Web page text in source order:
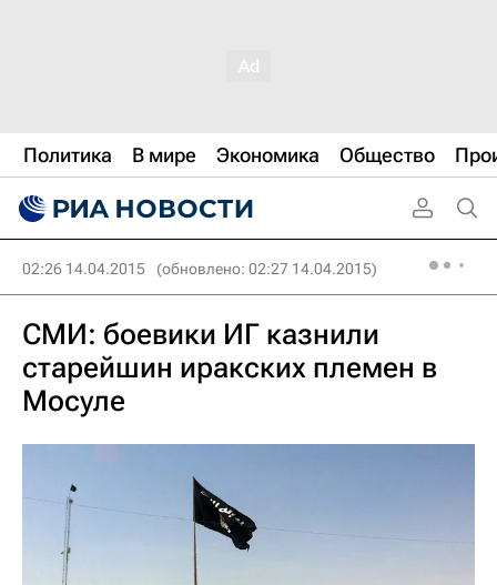
Политика В мире Экономика Общество
02:26 14.04.2015 (обновлено: 02:27 14.04.2015)
СМИ: боевики ИГ казнили
старейшин иракских племен в
Мосуле